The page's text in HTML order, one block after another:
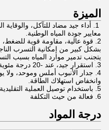
الميزة
1. أداء جيد مضاد للتآكل،
معايير جودة المياه الوطنية.
2. قوة عالية، مقاومة قوية
بشكل كبير من إمكانية التسرب
يتجنب تدمير موارد المياه بسبب
3. استقرار جيد، عند -20 درجة مئوية - 350 درجة مئوية
4. جدار الأنبوب أملس وموحد،
وانخفاض استهلاك الطاقة.
5. باستخدام توصيل العملية التقليدية، هـ، موثوقة ومرنة ومريحة.
6. فعالة من حيث التكلفة
درجة المواد